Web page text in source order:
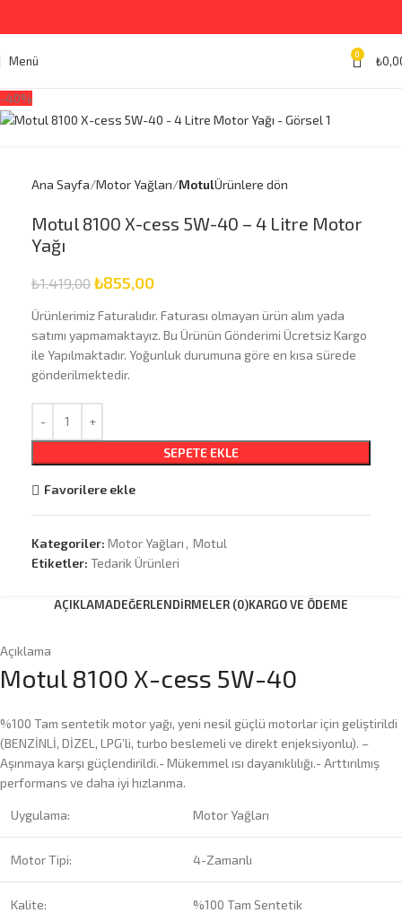
Menü 0 ₺
-40%
Ana Sayfa Motor Yağları MotulÜrünlere dön
Motul 8100 X-cess 5W-40 – 4 Litre Motor
Yağı
₺1.419,00 ₺855,00
Ürünlerimiz Faturalıdır. Faturası olmayan ürün alım yada
satımı yapmamaktayız. Bu Ürünün Gönderimi Ücretsiz Kargo
ile Yapılmaktadır. Yoğunluk durumuna göre en kısa sürede
gönderilmektedir.
SEPETE EKLE
Favorilere ekle
Kategoriler: Motor Yağları , Motul
Etiketler: Tedarik Ürünleri
AÇIKLAMADEĞERLENDIRMELER (0)KARGO VE ÖDEME
Açıklama
Motul 8100 X-cess 5W-40
%100 Tam sentetik motor yağı, yeni nesil güçlü motorlar için geliştirildi
(BENZİNLİ, DİZEL, LPG’li, turbo beslemeli ve direkt enjeksiyonlu). –
Aşınmaya karşı güçlendirildi.- Mükemmel ısı dayanıklılığı.- Arttırılmış
performans ve daha iyi hızlanma.
Uygulama: Motor Yağları
Motor Tipi: 4-Zamanlı
Kalite: %100 Tam Sentetik